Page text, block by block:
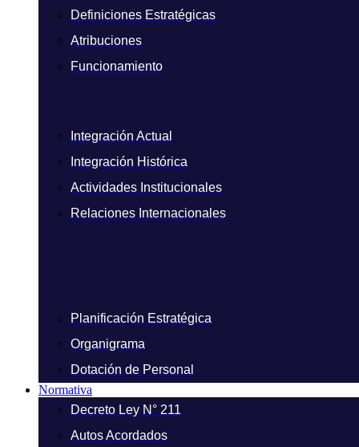
Definiciones Estratégicas
Atribuciones
Funcionamiento
Integración Actual
Integración Histórica
Actividades Institucionales
Relaciones Internacionales
Planificación Estratégica
Organigrama
Dotación de Personal
Normativa
Decreto Ley N° 211
Autos Acordados